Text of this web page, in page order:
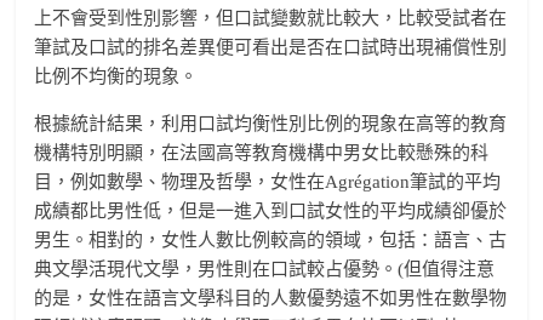
上不會受到性別影響，但口試變數就比較大，比較受試者在
筆試及口試的排名差異便可看出是否在口試時出現補償性別
比例不均衡的現象。
根據統計結果，利用口試均衡性別比例的現象在高等的教育
機構特別明顯，在法國高等教育機構中男女比較懸殊的科
目，例如數學、物理及哲學，女性在Agrégation筆試的平均
成績都比男性低，但是一進入到口試女性的平均成績卻優於
男生。相對的，女性人數比例較高的領域，包括：語言、古
典文學活現代文學，男性則在口試較占優勢。(但值得注意
的是，女性在語言文學科目的人數優勢遠不如男性在數學物